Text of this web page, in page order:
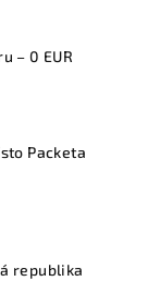
– 0 EUR
Packeta
republika